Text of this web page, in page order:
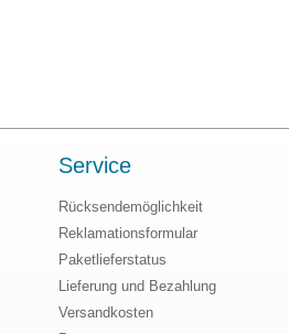
Service
Rücksendemöglichkeit
Reklamationsformular
Paketlieferstatus
Lieferung und Bezahlung
Versandkosten